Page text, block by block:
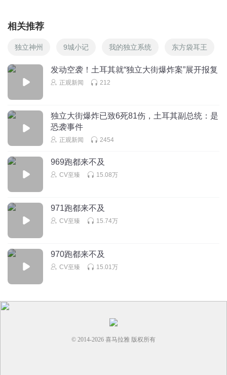
相关推荐
独立神州 9城小记 我的独立系统 东方袋耳王
发动空袭！土耳其就“独立大街爆炸案”展开报复
正观新闻 212
独立大街爆炸已致6死81伤，土耳其副总统：是
恐袭事件
正观新闻 2454
969跑都来不及
CV至臻 15.08万
971跑都来不及
CV至臻 15.74万
970跑都来不及
CV至臻 15.01万
© 2014-2026 喜马拉雅 版权所有